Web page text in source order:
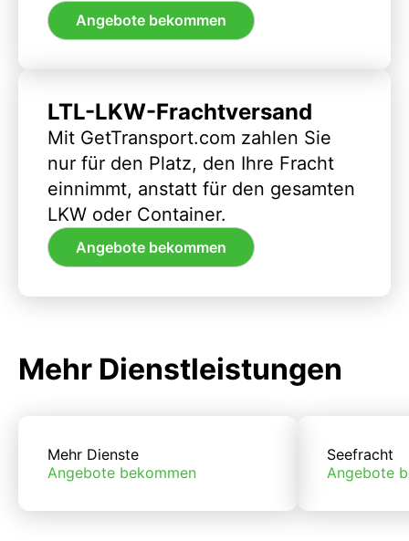
Angebote bekommen
LTL-LKW-Frachtversand
Mit GetTransport.com zahlen Sie
nur für den Platz, den Ihre Fracht
einnimmt, anstatt für den gesamten
LKW oder Container.
Angebote bekommen
Mehr Dienstleistungen
Mehr Dienste
Angebote bekommen
Seefracht
Angebote